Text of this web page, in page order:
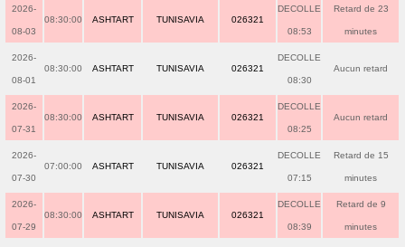
2026-
08-03
08:30:00 ASHTART TUNISAVIA 026321
DECOLLE
08:53
Retard de 23
minutes
2026-
08-01
08:30:00 ASHTART TUNISAVIA 026321
DECOLLE
08:30
Aucun retard
2026-
07-31
08:30:00 ASHTART TUNISAVIA 026321
DECOLLE
08:25
Aucun retard
2026-
07-30
07:00:00 ASHTART TUNISAVIA 026321
DECOLLE
07:15
Retard de 15
minutes
2026-
07-29
08:30:00 ASHTART TUNISAVIA 026321
DECOLLE
08:39
Retard de 9
minutes